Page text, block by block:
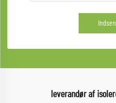
leverandør af